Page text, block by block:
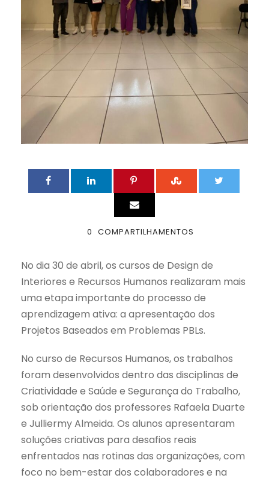
0 COMPARTILHAMENTOS
No dia 30 de abril, os cursos de Design de
Interiores e Recursos Humanos realizaram mais
uma etapa importante do processo de
aprendizagem ativa: a apresentação dos
Projetos Baseados em Problemas PBLs.
No curso de Recursos Humanos, os trabalhos
foram desenvolvidos dentro das disciplinas de
Criatividade e Saúde e Segurança do Trabalho,
sob orientação dos professores Rafaela Duarte
e Julliermy Almeida. Os alunos apresentaram
soluções criativas para desafios reais
enfrentados nas rotinas das organizações, com
foco no bem-estar dos colaboradores e na